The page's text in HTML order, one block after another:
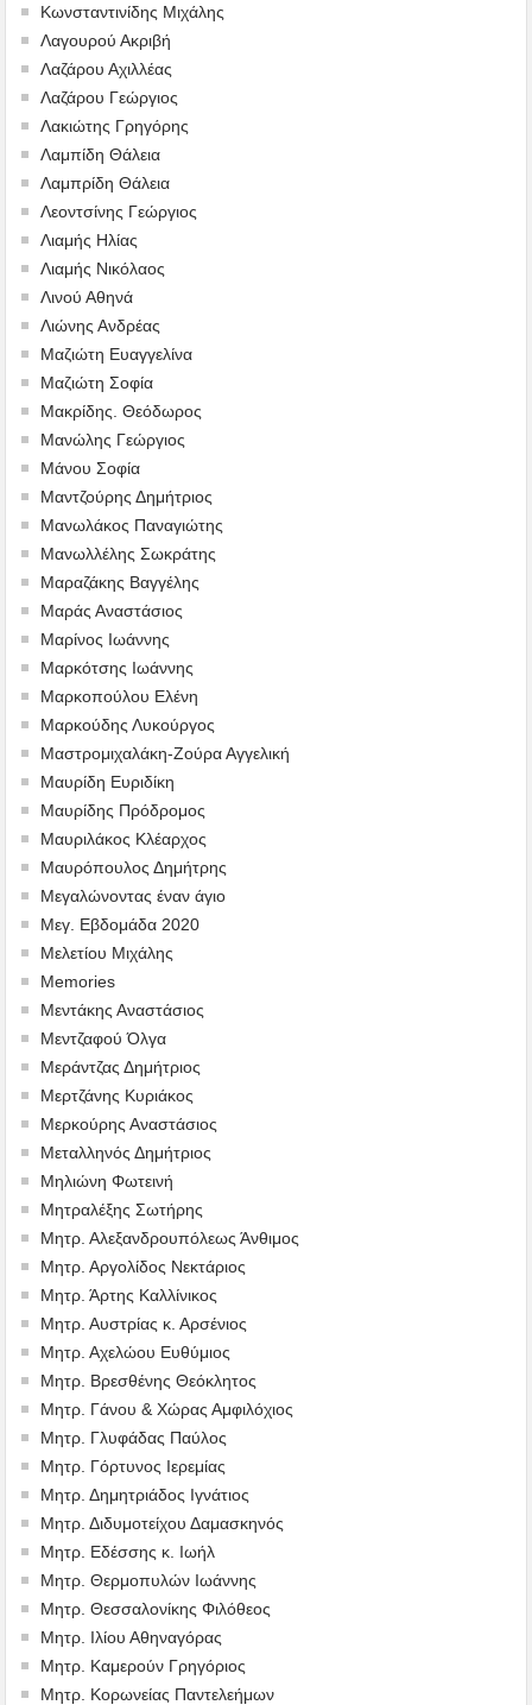
Κωνσταντινίδης Μιχάλης
Λαγουρού Ακριβή
Λαζάρου Αχιλλέας
Λαζάρου Γεώργιος
Λακιώτης Γρηγόρης
Λαμπίδη Θάλεια
Λαμπρίδη Θάλεια
Λεοντσίνης Γεώργιος
Λιαμής Ηλίας
Λιαμής Νικόλαος
Λινού Αθηνά
Λιώνης Ανδρέας
Μαζιώτη Ευαγγελίνα
Μαζιώτη Σοφία
Μακρίδης. Θεόδωρος
Μανώλης Γεώργιος
Μάνου Σοφία
Μαντζούρης Δημήτριος
Μανωλάκος Παναγιώτης
Μανωλλέλης Σωκράτης
Μαραζάκης Βαγγέλης
Μαράς Αναστάσιος
Μαρίνος Ιωάννης
Μαρκότσης Ιωάννης
Μαρκοπούλου Ελένη
Μαρκούδης Λυκούργος
Μαστρομιχαλάκη-Ζούρα Αγγελική
Μαυρίδη Ευριδίκη
Μαυρίδης Πρόδρομος
Μαυριλάκος Κλέαρχος
Μαυρόπουλος Δημήτρης
Μεγαλώνοντας έναν άγιο
Μεγ. Εβδομάδα 2020
Μελετίου Μιχάλης
Memories
Μεντάκης Αναστάσιος
Μεντζαφού Όλγα
Μεράντζας Δημήτριος
Μερτζάνης Κυριάκος
Μερκούρης Αναστάσιος
Μεταλληνός Δημήτριος
Mηλιώνη Φωτεινή
Μητραλέξης Σωτήρης
Μητρ. Αλεξανδρουπόλεως Άνθιμος
Μητρ. Αργολίδος Νεκτάριος
Μητρ. Άρτης Καλλίνικος
Μητρ. Αυστρίας κ. Αρσένιος
Μητρ. Αχελώου Ευθύμιος
Μητρ. Βρεσθένης Θεόκλητος
Μητρ. Γάνου & Χώρας Αμφιλόχιος
Μητρ. Γλυφάδας Παύλος
Μητρ. Γόρτυνος Ιερεμίας
Μητρ. Δημητριάδος Ιγνάτιος
Μητρ. Διδυμοτείχου Δαμασκηνός
Μητρ. Εδέσσης κ. Ιωήλ
Μητρ. Θερμοπυλών Ιωάννης
Μητρ. Θεσσαλονίκης Φιλόθεος
Μητρ. Ιλίου Αθηναγόρας
Μητρ. Καμερούν Γρηγόριος
Μητρ. Κορωνείας Παντελεήμων